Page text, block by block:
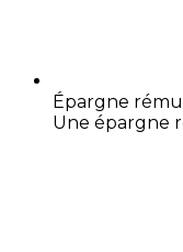
Épargne
Une épargne